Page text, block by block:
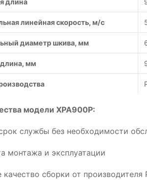
длина
линейная скорость, м/с
диаметр шкива, мм
мм
модели XPA900P:
службы без необходимости
монтажа и эксплуатации
качество сборки от производителя